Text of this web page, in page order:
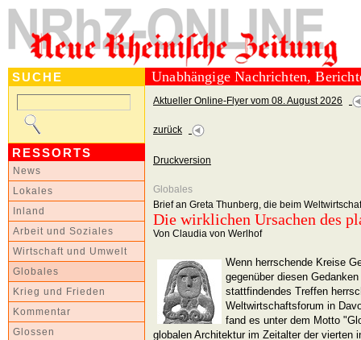
SUCHE
RESSORTS
News
Lokales
Inland
Arbeit und Soziales
Wirtschaft und Umwelt
Globales
Krieg und Frieden
Kommentar
Glossen
Unabhängige Nachrichten,
Aktueller Online-Flyer vom 08. August 2026
zurück
Druckversion
Globales
Brief an Greta Thunberg, die beim
Die wirklichen Ursachen des
Von Claudia von Werlhof
Wenn herrschende Kreise
gegenüber diesen
stattfindendes Treffen
Weltwirtschaftsforum in
fand es unter dem Motto
globalen Architektur im Zeitalter der vierten